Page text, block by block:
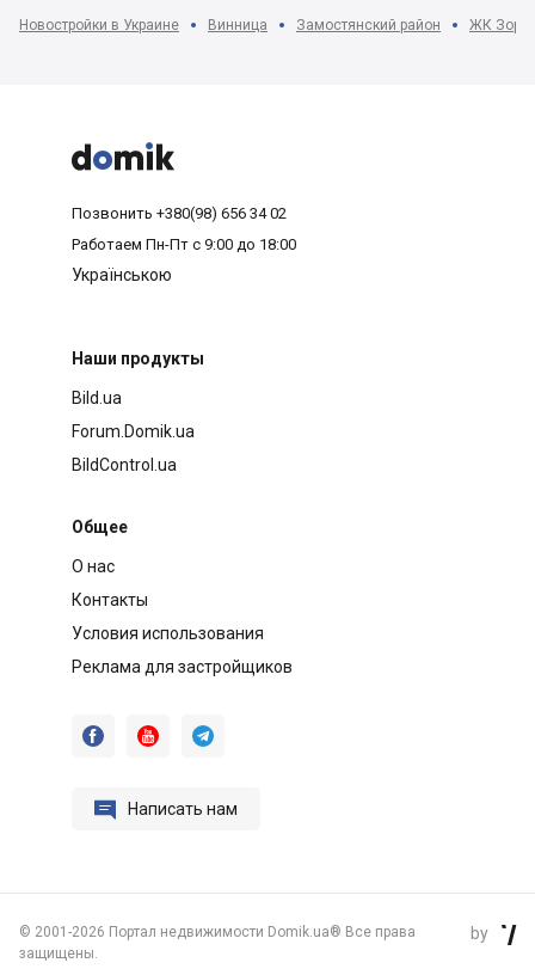
Новостройки в Украине Винница Замостянский район ЖК Зоря



Позвонить +380(98) 656 34 02
Работаем Пн-Пт с 9:00 до 18:00
Українською
Наши продукты
Bild.ua
Forum.Domik.ua
BildControl.ua
Общее
О нас
Контакты
Условия использования
Реклама для застройщиков
  
 Написать нам
© 2001-2026 Портал недвижимости Domik.ua® Все права
защищены.
by 